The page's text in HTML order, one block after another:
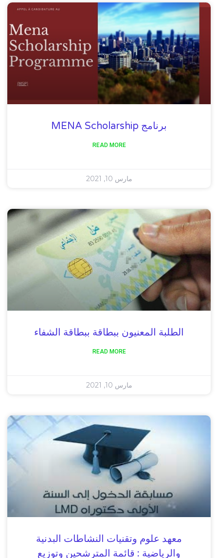
برنامج MENA Scholarship
READ MORE
مارس 10, 2021
الطلبة المعنيون ببطاقة ببطاقة الشفاء
READ MORE
مارس 10, 2021
معهد علوم وتقنيات النشاطات البدنية
والرياضية : قائمة المترشحين وتوزيع